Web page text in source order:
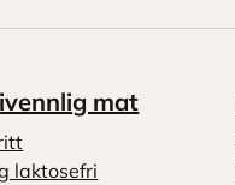
mat
laktosefri